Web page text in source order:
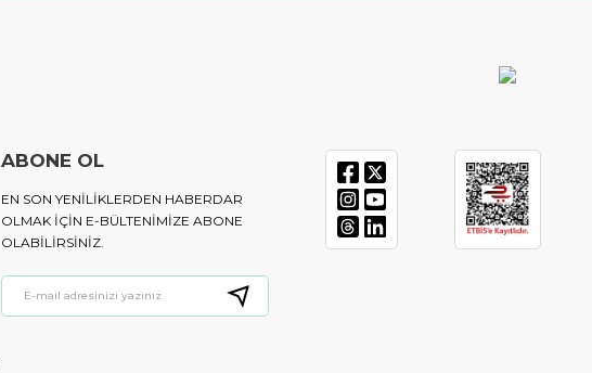
ABONE OL
EN SON YENILIKLERDEN HABERDAR
OLMAK IÇIN E-BÜLTENIMIZE ABONE
OLABILIRSINIZ.